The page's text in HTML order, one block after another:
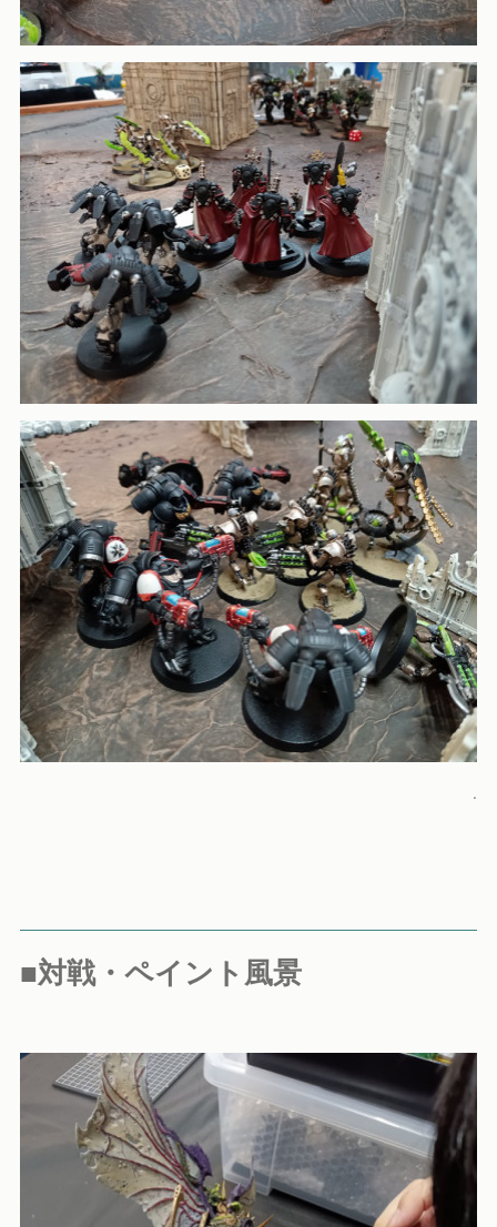
.
■対戦・ペイント風景